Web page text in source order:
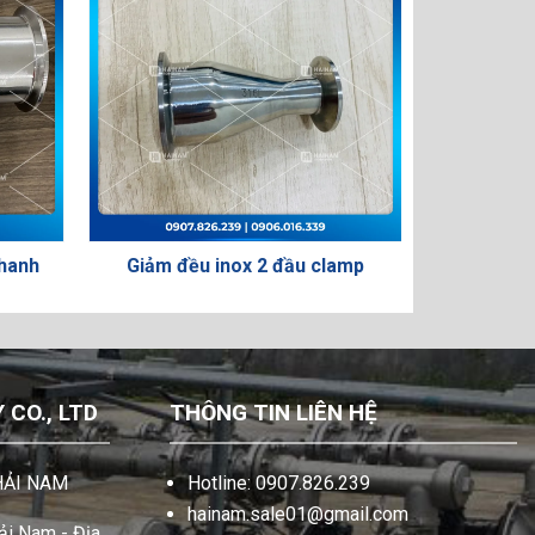
Giảm đều inox 2 đầu clamp
CO., LTD
NAM
THÔNG TIN LIÊN HỆ
Hotline: 0907.826.239
hainam.sale01@gmail.com